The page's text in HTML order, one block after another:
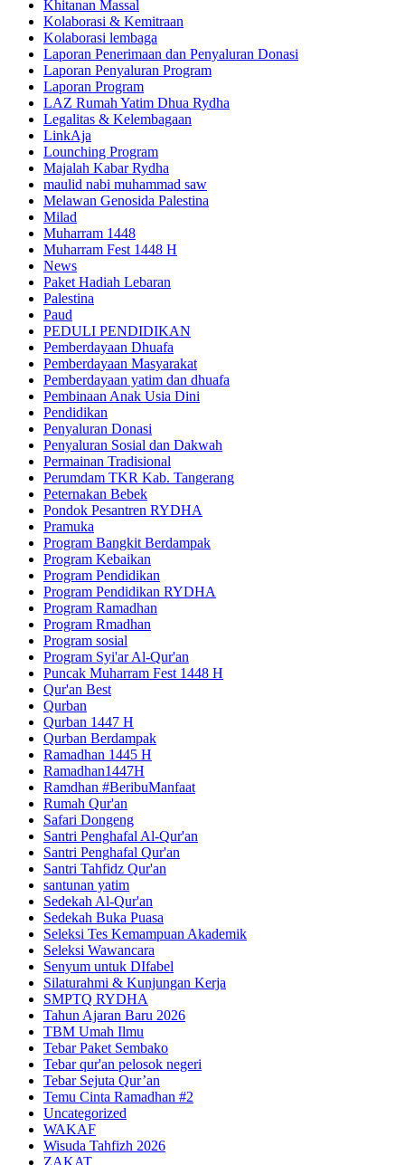
Khitanan Massal
Kolaborasi & Kemitraan
Kolaborasi lembaga
Laporan Penerimaan dan Penyaluran Donasi
Laporan Penyaluran Program
Laporan Program
LAZ Rumah Yatim Dhua Rydha
Legalitas & Kelembagaan
LinkAja
Lounching Program
Majalah Kabar Rydha
maulid nabi muhammad saw
Melawan Genosida Palestina
Milad
Muharram 1448
Muharram Fest 1448 H
News
Paket Hadiah Lebaran
Palestina
Paud
PEDULI PENDIDIKAN
Pemberdayaan Dhuafa
Pemberdayaan Masyarakat
Pemberdayaan yatim dan dhuafa
Pembinaan Anak Usia Dini
Pendidikan
Penyaluran Donasi
Penyaluran Sosial dan Dakwah
Permainan Tradisional
Perumdam TKR Kab. Tangerang
Peternakan Bebek
Pondok Pesantren RYDHA
Pramuka
Program Bangkit Berdampak
Program Kebaikan
Program Pendidikan
Program Pendidikan RYDHA
Program Ramadhan
Program Rmadhan
Program sosial
Program Syi'ar Al-Qur'an
Puncak Muharram Fest 1448 H
Qur'an Best
Qurban
Qurban 1447 H
Qurban Berdampak
Ramadhan 1445 H
Ramadhan1447H
Ramdhan #BeribuManfaat
Rumah Qur'an
Safari Dongeng
Santri Penghafal Al-Qur'an
Santri Penghafal Qur'an
Santri Tahfidz Qur'an
santunan yatim
Sedekah Al-Qur'an
Sedekah Buka Puasa
Seleksi Tes Kemampuan Akademik
Seleksi Wawancara
Senyum untuk DIfabel
Silaturahmi & Kunjungan Kerja
SMPTQ RYDHA
Tahun Ajaran Baru 2026
TBM Umah Ilmu
Tebar Paket Sembako
Tebar qur'an pelosok negeri
Tebar Sejuta Qur’an
Temu Cinta Ramadhan #2
Uncategorized
WAKAF
Wisuda Tahfizh 2026
ZAKAT